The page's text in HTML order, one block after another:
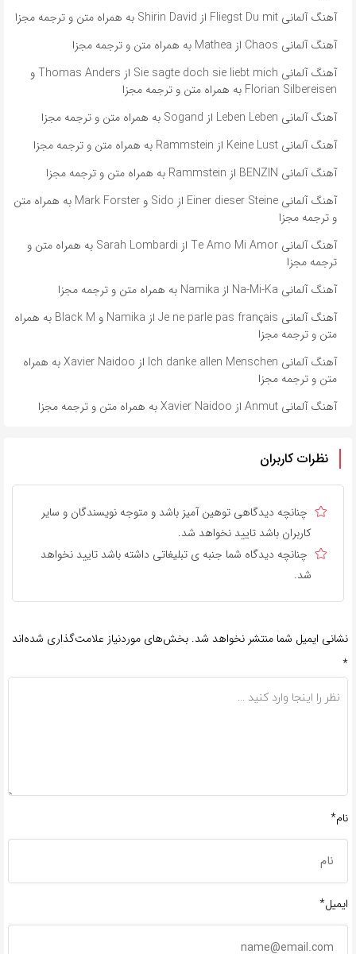
آهنگ آلمانی Fliegst Du mit از Shirin David به همراه متن و ترجمه مجزا
آهنگ آلمانی Chaos از Mathea به همراه متن و ترجمه مجزا
آهنگ آلمانی ​​Sie sagte doch sie liebt mich از Thomas Anders و
Florian Silbereisen به همراه متن و ترجمه مجزا
آهنگ آلمانی Leben Leben از Sogand به همراه متن و ترجمه مجزا
آهنگ آلمانی Keine Lust از Rammstein به همراه متن و ترجمه مجزا
آهنگ آلمانی BENZIN از Rammstein به همراه متن و ترجمه مجزا
آهنگ آلمانی ​​Einer dieser Steine از Sido و Mark Forster به همراه متن
و ترجمه مجزا
آهنگ آلمانی ​​Te Amo Mi Amor از Sarah Lombardi به همراه متن و
ترجمه مجزا
آهنگ آلمانی ​​Na-Mi-Ka از Namika به همراه متن و ترجمه مجزا
آهنگ آلمانی ​​Je ne parle pas français از Namika و Black M به همراه
متن و ترجمه مجزا
آهنگ آلمانی ​​Ich danke allen Menschen از Xavier Naidoo به همراه
متن و ترجمه مجزا
آهنگ آلمانی ​​Anmut از Xavier Naidoo به همراه متن و ترجمه مجزا
نظرات کاربران
چنانچه دیدگاهی توهین آمیز باشد و متوجه نویسندگان و سایر
کاربران باشد تایید نخواهد شد.
چنانچه دیدگاه شما جنبه ی تبلیغاتی داشته باشد تایید نخواهد
شد.
نشانی ایمیل شما منتشر نخواهد شد. بخش‌های موردنیاز علامت‌گذاری شده‌اند
*
نام*
ایمیل*